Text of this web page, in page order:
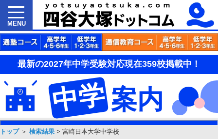
MENU
最新の2027年中学受験対応現在359校掲載中！
中学案内
トップ＞ 検索結果 > 宮崎日本大学中学校